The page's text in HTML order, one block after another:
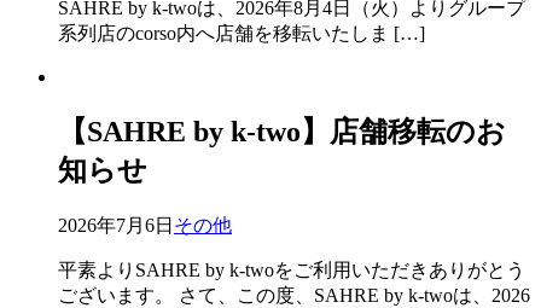
SAHRE by k-twoは、2026年8月4日（火）よりグループ
系列店のcorso内へ店舗を移転いたしま […]
【SAHRE by k-two】店舗移転のお
知らせ
2026年7月6日 その他
平素よりSAHRE by k-twoをご利用いただきありがとう
ございます。 さて、この度、SAHRE by k-twoは、2026